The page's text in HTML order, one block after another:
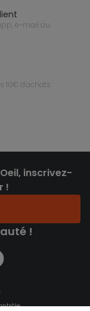
10€ d'achats
inscrivez-
!
!